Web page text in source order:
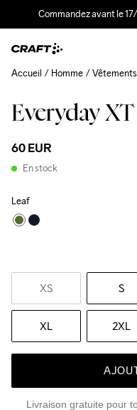
Commandez avant le
Everyday
60 EUR
En stock
Leaf
XS S
XL 2XL
Livraison gratuite pour
Accueil Homme Vêtements